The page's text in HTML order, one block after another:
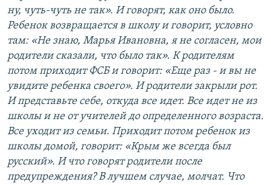
ну, чуть-чуть не так». И говорят, как оно было.
Ребенок возвращается в школу и говорит, условно
там: «Не знаю, Марья Ивановна, я не согласен, мои
родители сказали, что было так». К родителям
потом приходит ФСБ и говорит: «Еще раз - и вы не
увидите ребенка своего». И родители закрыли рот.
И представьте себе, откуда все идет. Все идет не из
школы и не от учителей до определенного возраста.
Все уходит из семьи. Приходит потом ребенок из
школы домой, говорит: «Крым же всегда был
русский». И что говорят родители после
предупреждения? В лучшем случае, молчат. Что